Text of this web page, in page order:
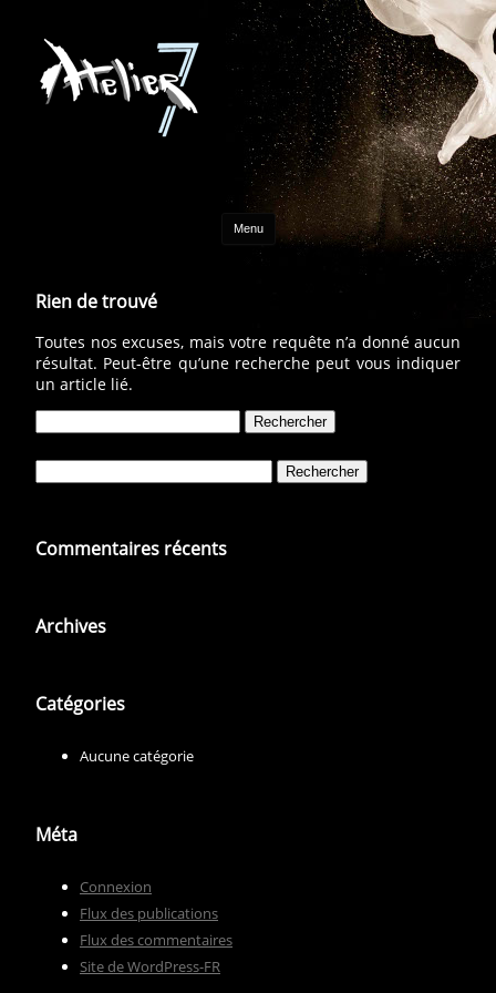
Menu Aller au contenu
Rien de trouvé
Toutes nos excuses, mais votre requête n’a donné aucun
résultat. Peut-être qu’une recherche peut vous indiquer
un article lié.
Commentaires récents
Archives
Catégories
Aucune catégorie
Méta
Connexion
Flux des publications
Flux des commentaires
Site de WordPress-FR